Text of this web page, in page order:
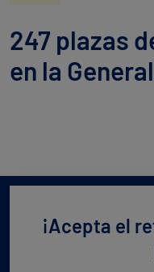
247 plazas
en la
¡Acepta el